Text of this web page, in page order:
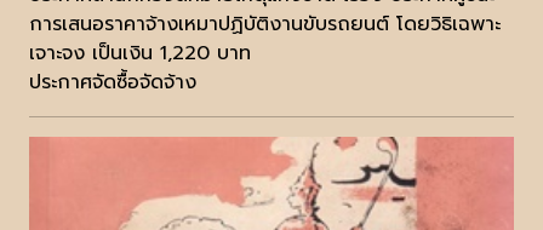
การเสนอราคาจ้างเหมาปฏิบัติงานขับรถยนต์ โดยวิธิเฉพาะ
เจาะจง เป็นเงิน 1,220 บาท
ประกาศจัดซื้อจัดจ้าง